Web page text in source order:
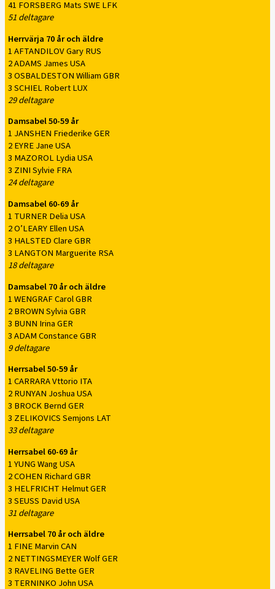
41 FORSBERG Mats SWE LFK
51 deltagare
Herrvärja 70 år och äldre
1 AFTANDILOV Gary RUS
2 ADAMS James USA
3 OSBALDESTON William GBR
3 SCHIEL Robert LUX
29 deltagare
Damsabel 50-59 år
1 JANSHEN Friederike GER
2 EYRE Jane USA
3 MAZOROL Lydia USA
3 ZINI Sylvie FRA
24 deltagare
Damsabel 60-69 år
1 TURNER Delia USA
2 O’LEARY Ellen USA
3 HALSTED Clare GBR
3 LANGTON Marguerite RSA
18 deltagare
Damsabel 70 år och äldre
1 WENGRAF Carol GBR
2 BROWN Sylvia GBR
3 BUNN Irina GER
3 ADAM Constance GBR
9 deltagare
Herrsabel 50-59 år
1 CARRARA Vttorio ITA
2 RUNYAN Joshua USA
3 BROCK Bernd GER
3 ZELIKOVICS Semjons LAT
33 deltagare
Herrsabel 60-69 år
1 YUNG Wang USA
2 COHEN Richard GBR
3 HELFRICHT Helmut GER
3 SEUSS David USA
31 deltagare
Herrsabel 70 år och äldre
1 FINE Marvin CAN
2 NETTINGSMEYER Wolf GER
3 RAVELING Bette GER
3 TERNINKO John USA